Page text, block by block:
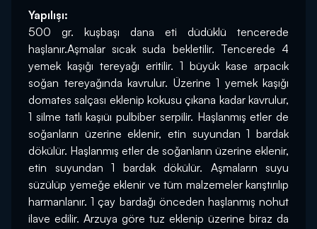
Yapılışı:
500 gr. kuşbaşı dana eti düdüklü tencerede
haşlanır.Aşmalar sıcak suda bekletilir. Tencerede 4
yemek kaşığı tereyağı eritilir. 1 büyük kase arpacık
soğan tereyağında kavrulur. Üzerine 1 yemek kaşığı
domates salçası eklenip kokusu çıkana kadar kavrulur,
1 silme tatlı kaşıüı pulbiber serpilir. Haşlanmış etler de
soğanların üzerine eklenir, etin suyundan 1 bardak
dökülür. Haşlanmış etler de soğanların üzerine eklenir,
etin suyundan 1 bardak dökülür. Aşmaların suyu
süzülüp yemeğe eklenir ve tüm malzemeler karıştırılıp
harmanlanır. 1 çay bardağı önceden haşlanmış nohut
ilave edilir. Arzuya göre tuz eklenip üzerine biraz da